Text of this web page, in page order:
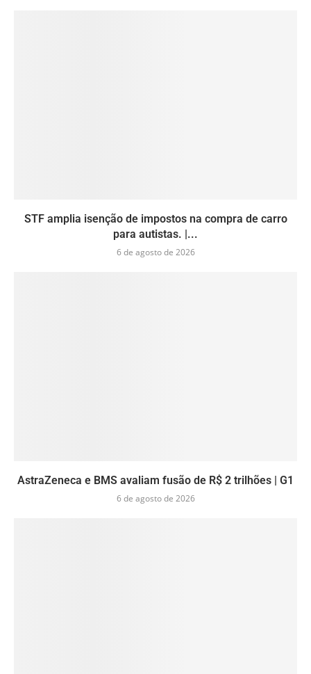
STF amplia isenção de impostos na compra de carro
para autistas. |...
6 de agosto de 2026
AstraZeneca e BMS avaliam fusão de R$ 2 trilhões | G1
6 de agosto de 2026